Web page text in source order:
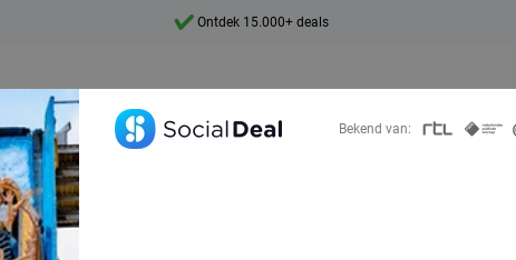
Ontdek 15.000+ deals
Bekend van: